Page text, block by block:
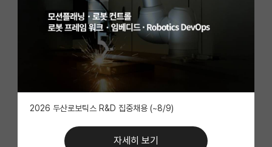
전체글보기
베스트 게시판
IF 명예의전당
자유 게시판(아무개랩)
미국 유학 게시판
미국 대학원 합격 후기 게시판
2026 두산로보틱스 R&D 집중채용 (~8/9)
자세히 보기